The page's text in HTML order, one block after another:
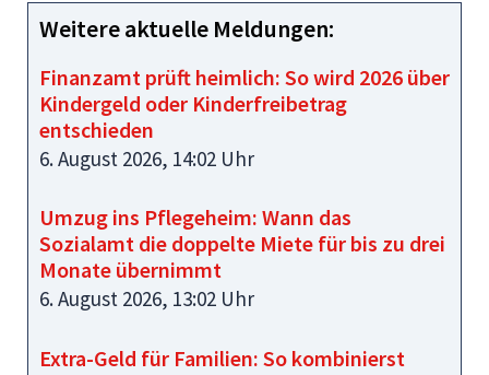
Weitere aktuelle Meldungen:
Finanzamt prüft heimlich: So wird 2026 über
Kindergeld oder Kinderfreibetrag
entschieden
6. August 2026, 14:02 Uhr
Umzug ins Pflegeheim: Wann das
Sozialamt die doppelte Miete für bis zu drei
Monate übernimmt
6. August 2026, 13:02 Uhr
Extra-Geld für Familien: So kombinierst